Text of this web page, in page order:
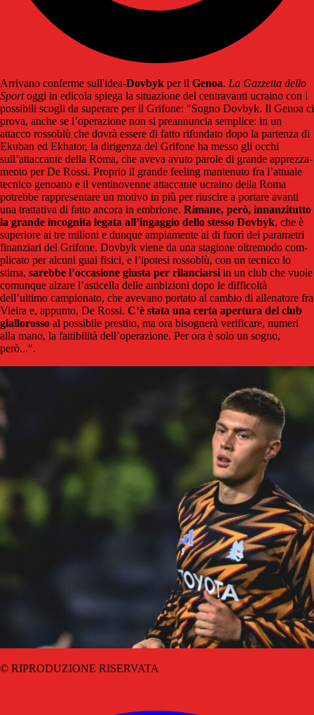
Arrivano conferme sull'idea-Dovbyk per il Genoa. La Gazzetta dello
Sportoggi in edicola spiega la situazione del centravanti ucraino con i
possibili scogli da superare per il Grifone: "Sogno Dov­byk. Il Genoa ci
prova, anche se l’ope­ra­zione non si pre­an­nuncia sem­plice: in un
attacco ros­soblù che dovrà essere di fatto rifon­dato dopo la par­tenza di
Eku­ban ed Ekha­tor, la diri­genza del Gri­fone ha messo gli occhi
sull’attac­cante della Roma, che aveva avuto parole di grande apprez­za­
mento per De Rossi. Pro­prio il grande fee­ling man­te­nuto fra l’attuale
tec­nico genoano e il ven­ti­no­venne attac­cante ucraino della Roma
potrebbe rap­pre­sen­tare un motivo in più per riu­scire a por­tare avanti
una trat­ta­tiva di fatto ancora in embrione. Rimane, però, innan­zi­tutto
la grande inco­gnita legata all’ingag­gio dello stesso Dov­byk, che è
supe­riore ai tre milioni e dun­que ampia­mente al di fuori dei para­me­tri
finan­ziari del Gri­fone. Dov­byk viene da una sta­gione oltre­modo com­
pli­cato per alcuni guai fisici, e l’ipo­tesi ros­soblù, con un tec­nico lo
stima, sarebbe l’occa­sione giu­sta per rilan­ciarsi in un club che vuole
comun­que alzare l’asti­cella delle ambi­zioni dopo le dif­fi­coltà
dell’ultimo cam­pio­nato, che ave­vano por­tato al cam­bio di alle­na­tore fra
Vieira e, appunto, De Rossi. C’è stata una certa aper­tura del club
gial­lo­rosso al pos­si­bile pre­stito, ma ora biso­gnerà veri­fi­care, numeri
alla mano, la fat­ti­bi­lità dell’ope­ra­zione. Per ora è solo un sogno,
però...".
© RIPRODUZIONE RISERVATA